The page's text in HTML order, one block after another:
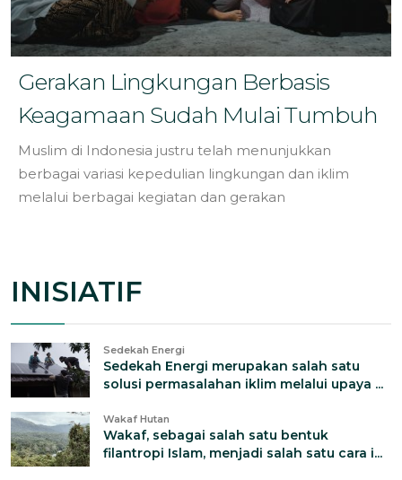
Gerakan Lingkungan Berbasis
Keagamaan Sudah Mulai Tumbuh
Muslim di Indonesia justru telah menunjukkan
berbagai variasi kepedulian lingkungan dan iklim
melalui berbagai kegiatan dan gerakan
INISIATIF
Sedekah Energi
Sedekah Energi merupakan salah satu
solusi permasalahan iklim melalui upaya ...
Wakaf Hutan
Wakaf, sebagai salah satu bentuk
filantropi Islam, menjadi salah satu cara i...